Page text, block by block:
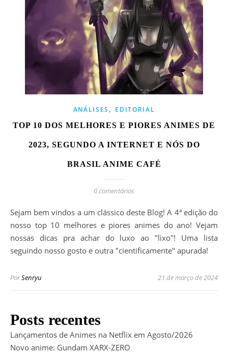
ANÁLISES , EDITORIAL
TOP 10 DOS MELHORES E PIORES ANIMES DE
2023, SEGUNDO A INTERNET E NÓS DO
BRASIL ANIME CAFÉ
0 comentários
Sejam bem vindos a um clássico deste Blog! A 4ª edição do
nosso top 10 melhores e piores animes do ano! Vejam
nossas dicas pra achar do luxo ao "lixo"! Uma lista
seguindo nosso gosto e outra "cientificamente" apurada!
PorSenryu 21 de março de 2024
Posts recentes
Lançamentos de Animes na Netflix em Agosto/2026
Novo anime: Gundam XARX-ZERO